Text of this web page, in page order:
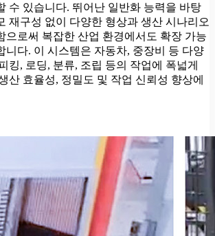
수 있습니다. 뛰어난 일반화 능력을 바탕
재구성 없이 다양한 형상과 생산 시나리오
으로써 복잡한 산업 환경에서도 확장 가능
니다. 이 시스템은 자동차, 중장비 등 다양
킹, 로딩, 분류, 조립 등의 작업에 폭넓게
산 효율성, 정밀도 및 작업 신뢰성 향상에